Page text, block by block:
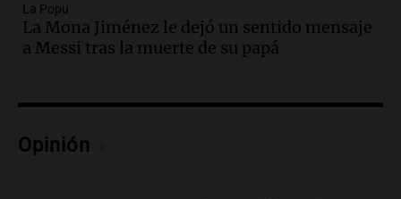
Audio.
Nahuel Pennisi y la huella de
Mercedes Sosa: "La emoción es el filtro
máximo".
Audio.
de folclore en Córdoba
La Popu
La Mona Jiménez le dejó un sentido mensaje
a Messi tras la muerte de su papá
Opinión